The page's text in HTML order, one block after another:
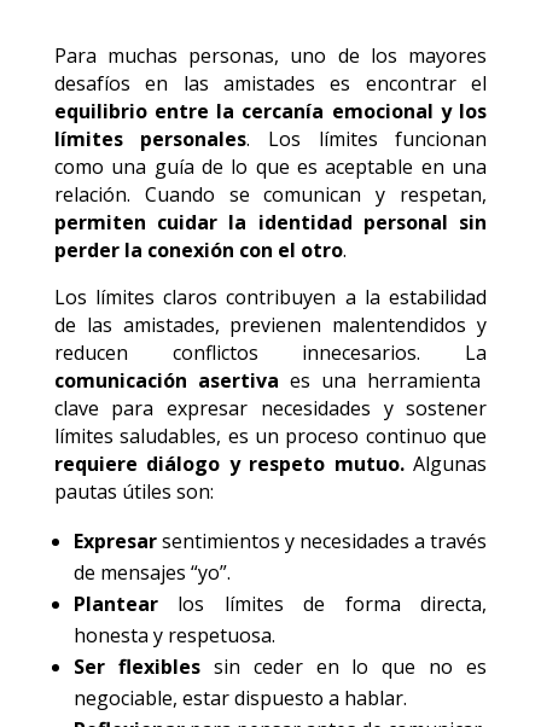
Para muchas personas, uno de los mayores
desafíos en las amistades es encontrar el
equilibrio entre la cercanía emocional y los
límites personales. Los límites funcionan
como una guía de lo que es aceptable en una
relación. Cuando se comunican y respetan,
permiten cuidar la identidad personal sin
perder la conexión con el otro.
Los límites claros contribuyen a la estabilidad
de las amistades, previenen malentendidos y
reducen conflictos innecesarios. La
comunicación asertiva es una herramienta
clave para expresar necesidades y sostener
límites saludables, es un proceso continuo que
requiere diálogo y respeto mutuo.Algunas
pautas útiles son:
Expresarsentimientos y necesidades a través
de mensajes “yo”.
Plantear los límites de forma directa,
honesta y respetuosa.
Ser flexiblessin ceder en lo que no es
negociable, estar dispuesto a hablar.